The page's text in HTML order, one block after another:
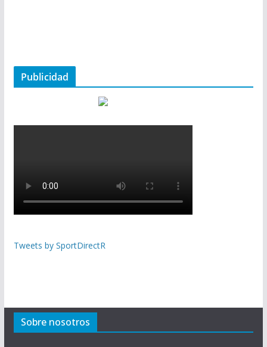
Publicidad
Tweets by SportDirectR
Sobre nosotros